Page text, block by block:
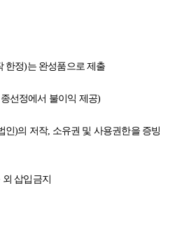
한정)는 완성품으로 제출
선정에서 불이익 제공)
인)의 저작, 소유권 및 사용권한을 증빙
삽입금지